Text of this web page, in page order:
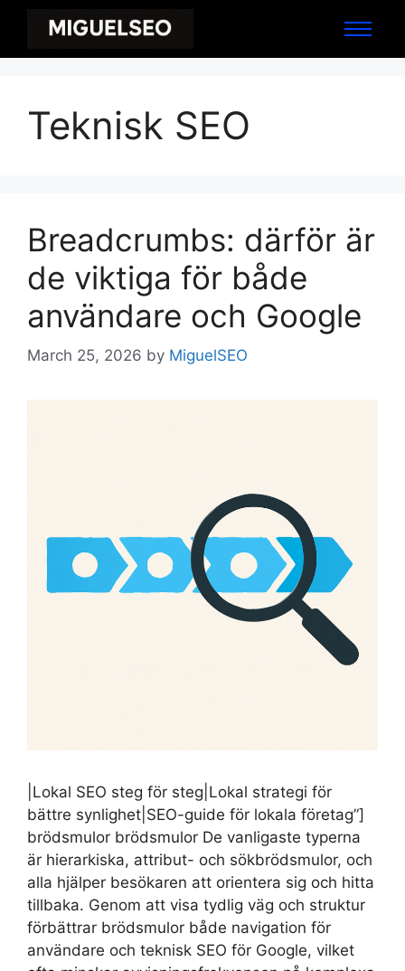
Teknisk SEO
Breadcrumbs: därför är
de viktiga för både
användare och Google
March 25, 2026 by MiguelSEO
|Lokal SEO steg för steg|Lokal strategi för
bättre synlighet|SEO-guide för lokala företag”]
brödsmulor brödsmulor De vanligaste typerna
är hierarkiska, attribut- och sökbrödsmulor, och
alla hjälper besökaren att orientera sig och hitta
tillbaka. Genom att visa tydlig väg och struktur
förbättrar brödsmulor både navigation för
användare och teknisk SEO för Google, vilket